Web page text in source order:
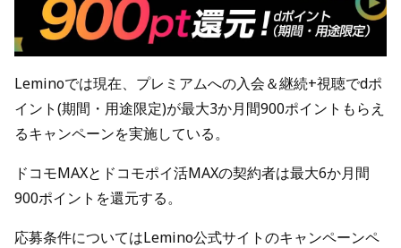
Leminoでは現在、プレミアムへの入会＆継続+視聴でdポ
イント(期間・用途限定)が最大3か月間900ポイントもらえ
るキャンペーンを実施している。
ドコモMAXとドコモポイ活MAXの契約者は最大6か月間
900ポイントを還元する。
応募条件についてはLemino公式サイトのキャンペーンペ